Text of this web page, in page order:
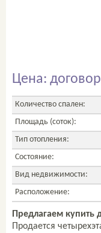
Цена:
Количество спален:
Площадь (соток):
Тип отопления:
Состояние:
Вид недвижимости:
Расположение:
Предлагаем купить
Продается